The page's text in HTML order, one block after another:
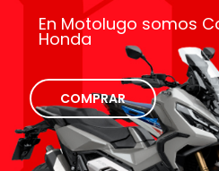
En Motolugo somos
Honda
COMPRAR